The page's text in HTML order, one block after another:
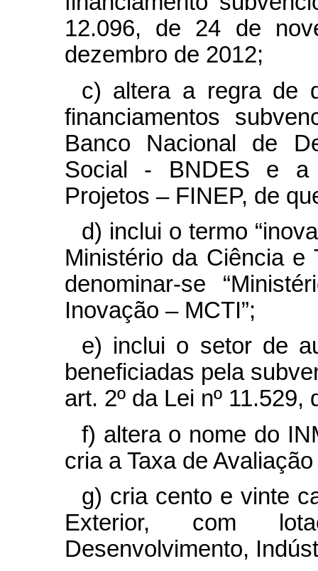
12.096, de 24 de
dezembro de 2012;
c) altera a regra de
financiamentos
Banco Nacional de
Social - BNDES e a
Projetos – FINEP, de
d) inclui o termo
Ministério da Ciência e
denominar-se
Inovação – MCTI”;
e) inclui o setor de
beneficiadas pela
art. 2º da Lei nº
f) altera o nome do
cria a Taxa de
g) cria cento e vinte
Exterior, com
Desenvolvimento,